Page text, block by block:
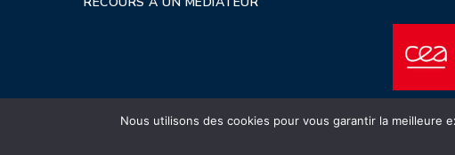
Nous utilisons des cookies pour vous garantir la